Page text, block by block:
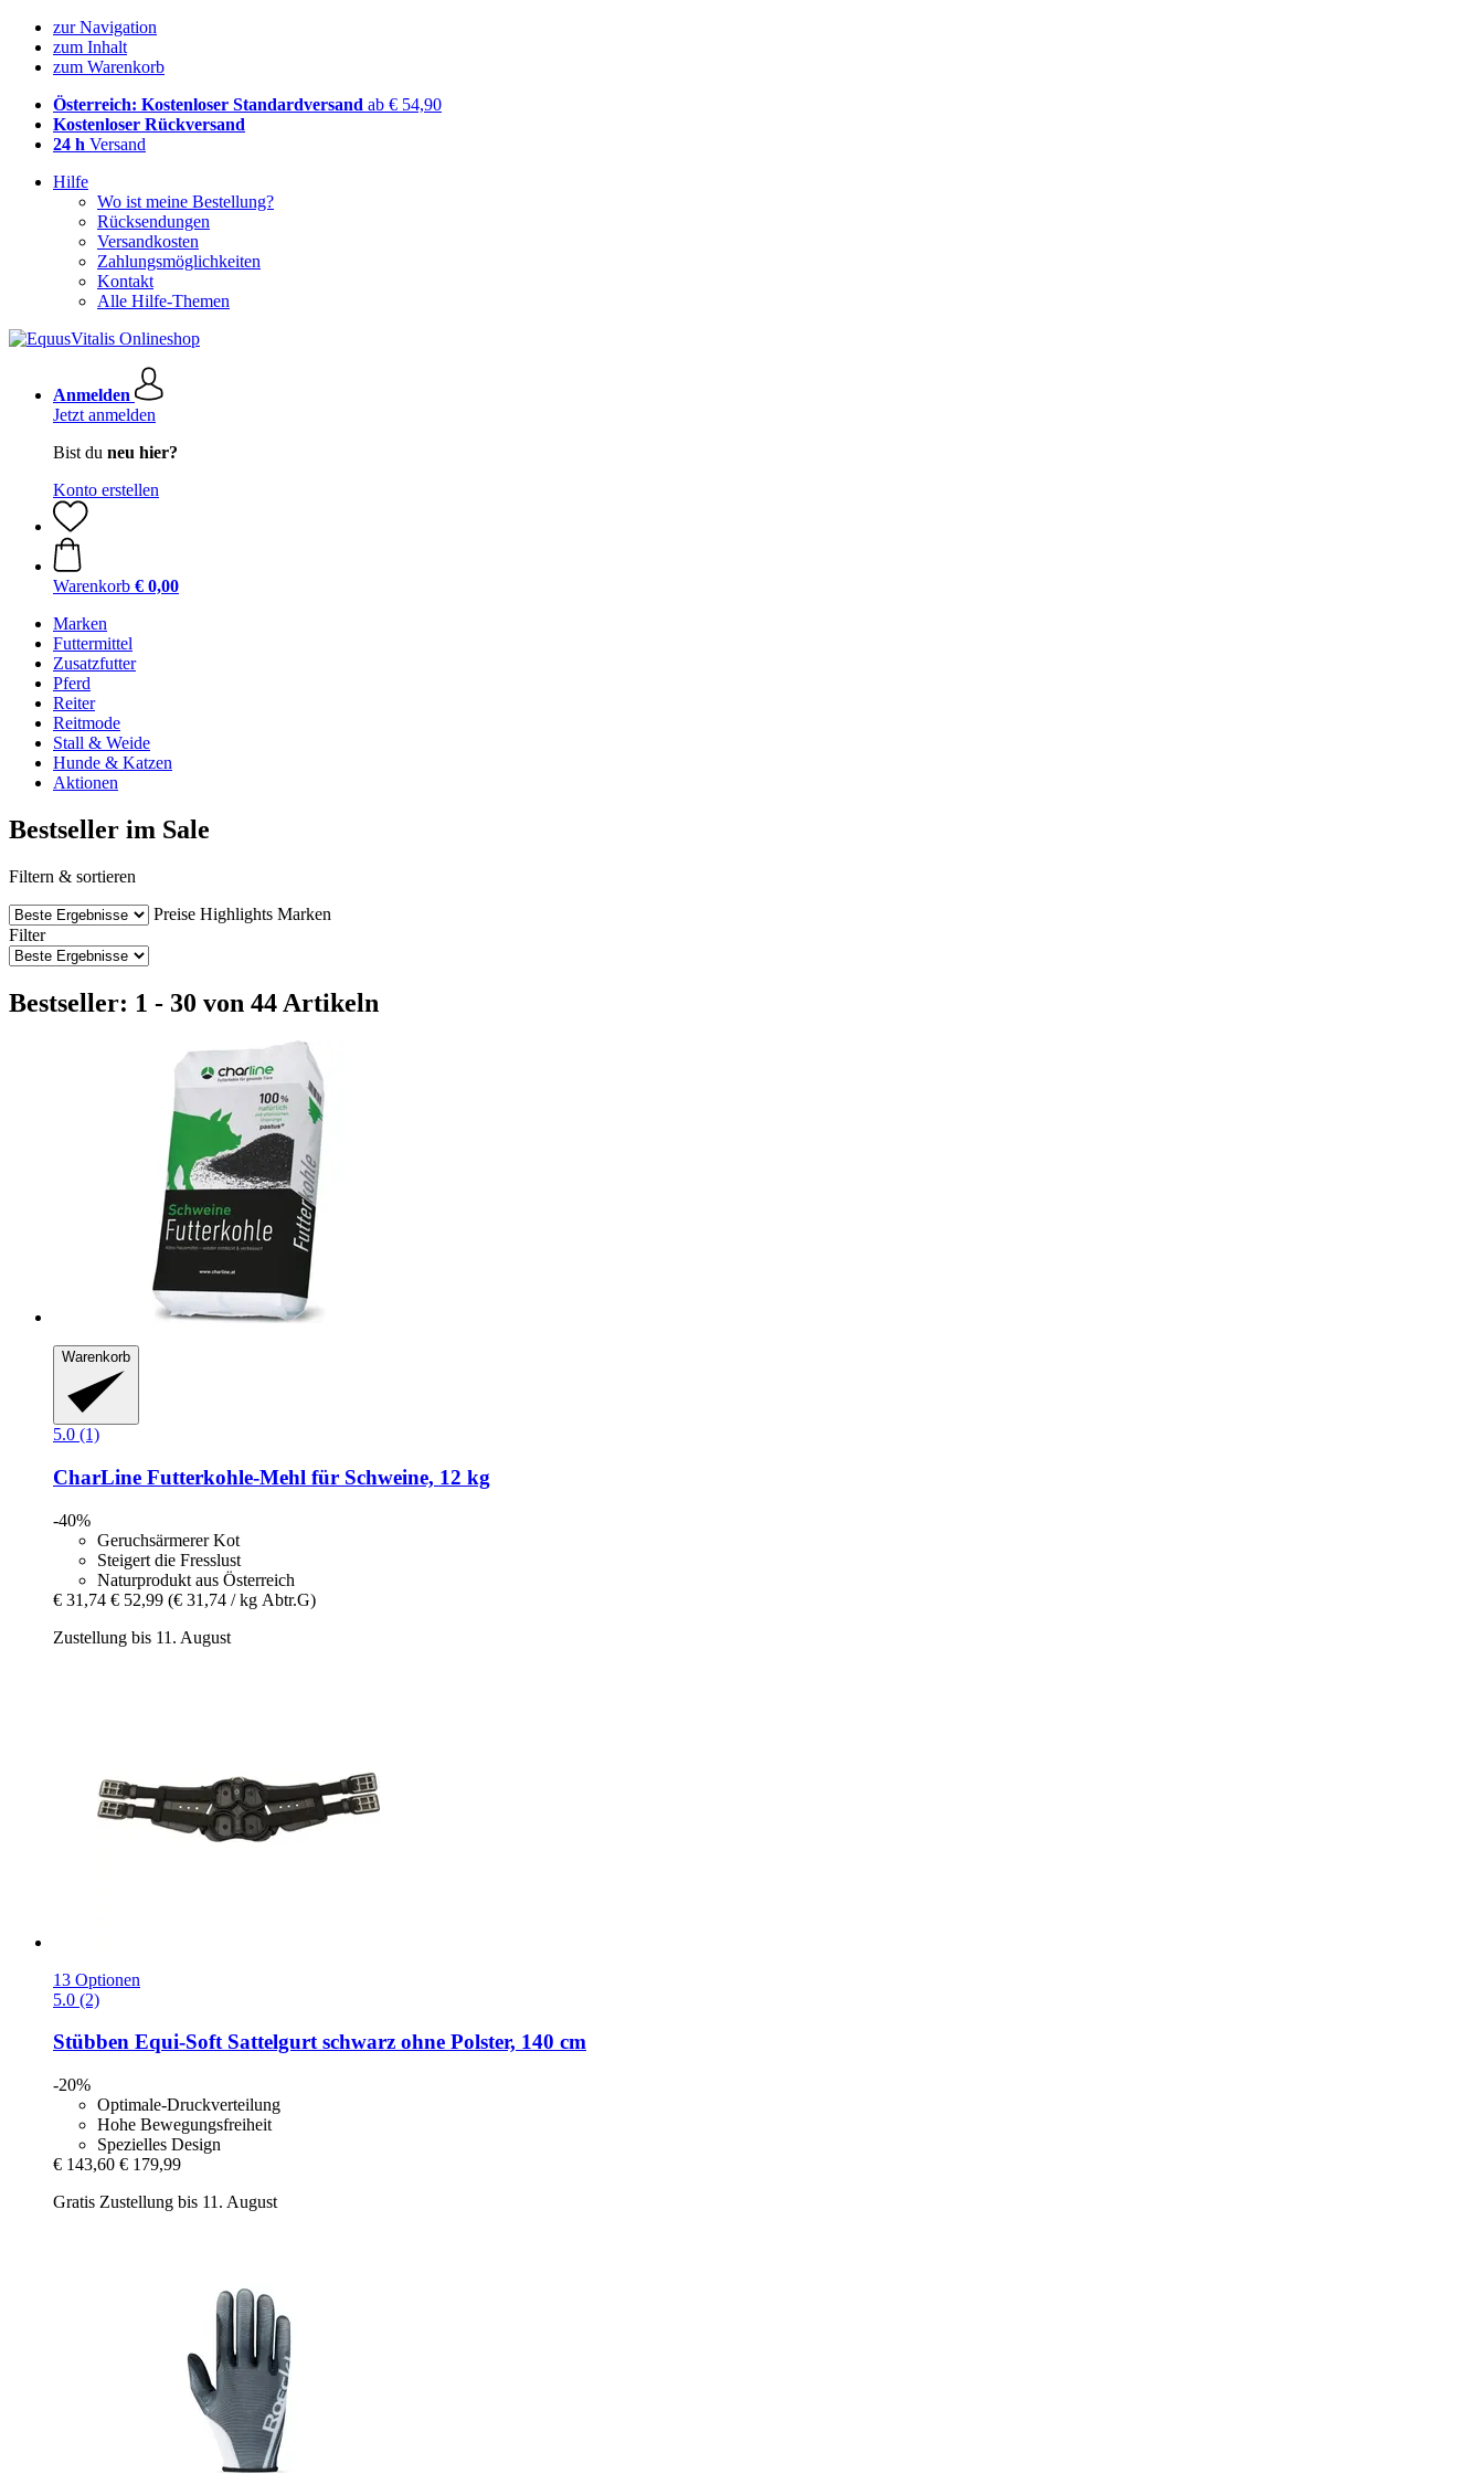
zur Navigation
zum Inhalt
zum Warenkorb
Österreich: Kostenloser Standardversand ab € 54,90
Kostenloser Rückversand
24 h Versand
Hilfe
Wo ist meine Bestellung?
Rücksendungen
Versandkosten
Zahlungsmöglichkeiten
Kontakt
Alle Hilfe-Themen
Anmelden
Jetzt anmelden
Bist du neu hier?
Konto erstellen
Warenkorb € 0,00
Marken
Futtermittel
Zusatzfutter
Pferd
Reiter
Reitmode
Stall & Weide
Hunde & Katzen
Aktionen
Bestseller im Sale
Filtern & sortieren
Preise Highlights Marken
Filter
Bestseller: 1 - 30 von 44 Artikeln
Warenkorb
5.0 (1)
CharLine Futterkohle-​Mehl für Schweine, 12 kg
-40%
Geruchsärmerer Kot
Steigert die Fresslust
Naturprodukt aus Österreich
€ 31,74 € 52,99 (€ 31,74 / kg Abtr.G)
Zustellung bis 11. August
13 Optionen
5.0 (2)
Stübben Equi-​Soft Sattelgurt schwarz ohne Polster, 140 cm
-20%
Optimale-Druckverteilung
Hohe Bewegungsfreiheit
Spezielles Design
€ 143,60 € 179,99
Gratis Zustellung bis 11. August